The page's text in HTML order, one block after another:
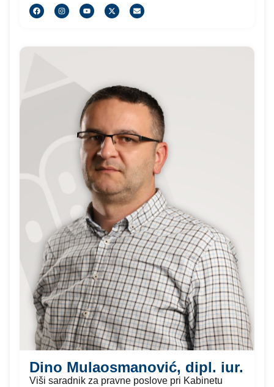
Dino Mulaosmanović, dipl. iur.
Viši saradnik za pravne poslove pri Kabinetu